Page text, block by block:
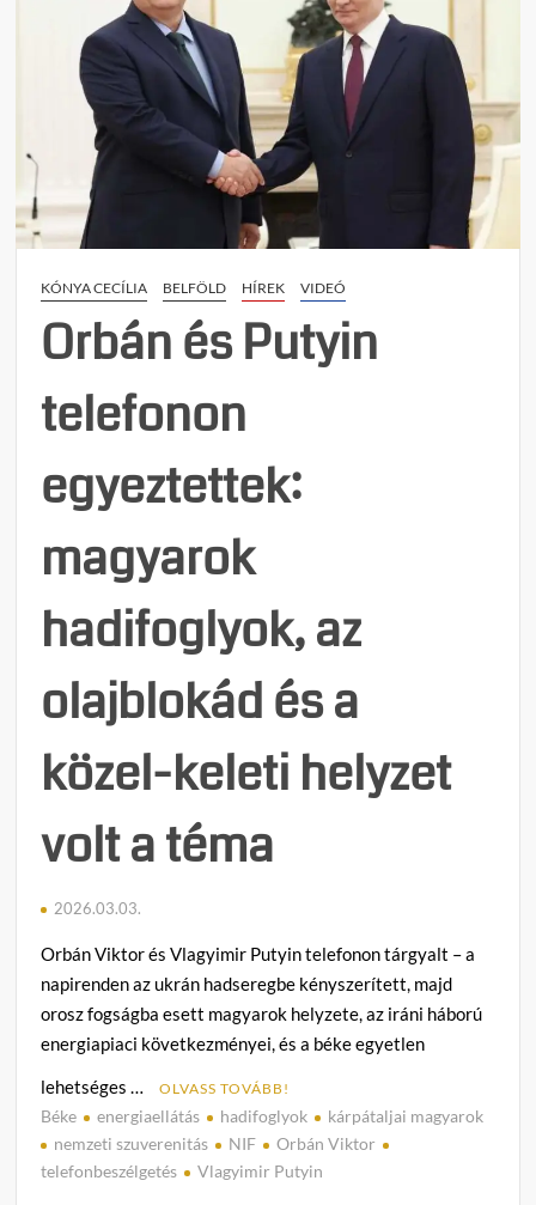
van
KÓNYA CECÍLIA BELFÖLD HÍREK VIDEÓ
Orbán és Putyin
telefonon
egyeztettek:
magyarok
hadifoglyok, az
olajblokád és a
közel-keleti helyzet
volt a téma
2026.03.03.
Orbán Viktor és Vlagyimir Putyin telefonon tárgyalt – a
napirenden az ukrán hadseregbe kényszerített, majd
orosz fogságba esett magyarok helyzete, az iráni háború
energiapiaci következményei, és a béke egyetlen
lehetséges …
OLVASS TOVÁBB!
Béke energiaellátás hadifoglyok
kárpátaljai magyarok
nemzeti szuverenitás
NIF
Orbán Viktor
telefonbeszélgetés
Vlagyimir Putyin